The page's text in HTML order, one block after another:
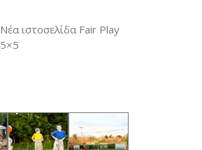
Νέα ιστοσελίδα Fair Play
5×5